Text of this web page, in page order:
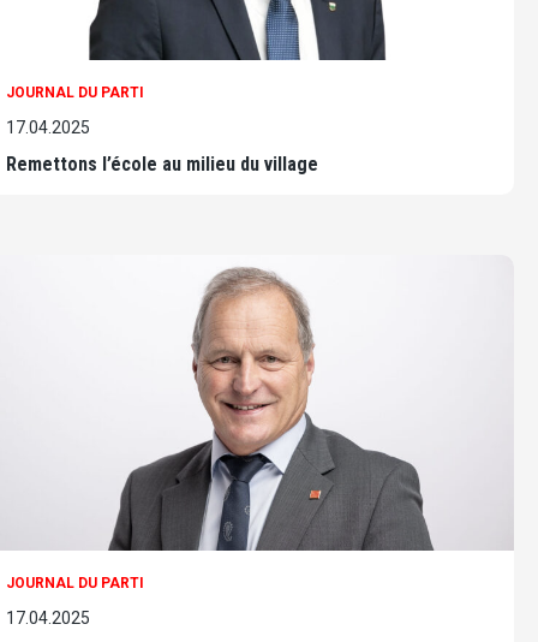
JOURNAL DU PARTI
17.04.2025
Remettons l’école au milieu du village
JOURNAL DU PARTI
17.04.2025